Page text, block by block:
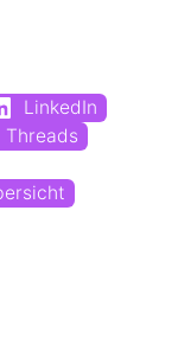
LinkedIn
Threads